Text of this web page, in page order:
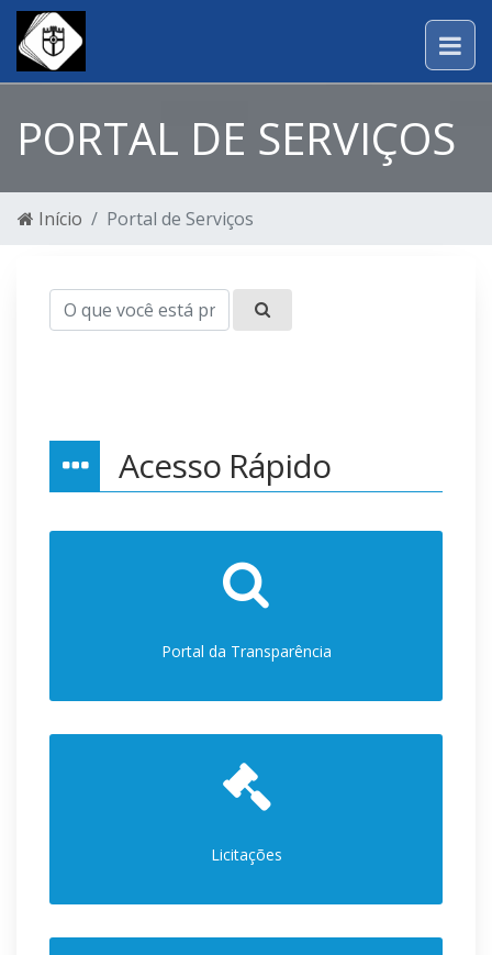
PORTAL DE SERVIÇOS
Início Portal de Serviços
Acesso Rápido
Portal da Transparência
Licitações